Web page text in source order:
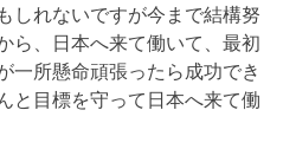
しれないですが今まで結構努
ら、日本へ来て働いて、最初
一所懸命頑張ったら成功でき
と目標を守って日本へ来て働